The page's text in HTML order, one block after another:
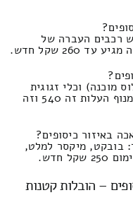
רכבים העברה של
מוכנה) וכלי זגוגית
אשר שוקלים הרבה בסיוע של השכרת מנוף העלות זה 540 וזה
באיזור כיסופים?
בובקט, מיקסר למלט,
– הובלות קטנות